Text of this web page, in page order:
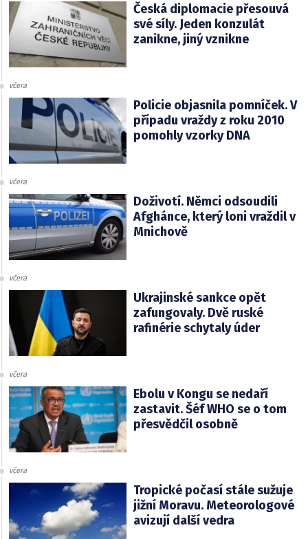
Česká diplomacie přesouvá
své síly. Jeden konzulát
zanikne, jiný vznikne
včera
Policie objasnila pomníček. V
případu vraždy z roku 2010
pomohly vzorky DNA
včera
Doživotí. Němci odsoudili
Afghánce, který loni vraždil v
Mnichově
včera
Ukrajinské sankce opět
zafungovaly. Dvě ruské
rafinérie schytaly úder
včera
Ebolu v Kongu se nedaří
zastavit. Šéf WHO se o tom
přesvědčil osobně
včera
Tropické počasí stále sužuje
jižní Moravu. Meteorologové
avizují další vedra